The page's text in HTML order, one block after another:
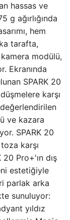
hassas ve
g ağırlığında
hem
tarafta,
modülü,
Ekranında
SPARK 20
karşı
ve kazara
SPARK 20
karşı
Pro+'ın dış
estetiğiyle
parlak arka
sunuluyor:
yıldız